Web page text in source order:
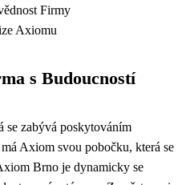
Firmy
Axiomu
s Budoucností
se zabývá poskytováním
Axiom svou pobočku, která se
Brno je dynamicky se